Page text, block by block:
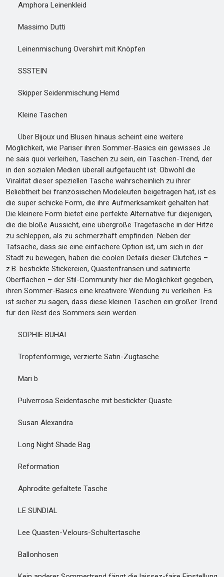
Amphora Leinenkleid
Massimo Dutti
Leinenmischung Overshirt mit Knöpfen
SSSTEIN
Skipper Seidenmischung Hemd
Kleine Taschen
Über Bijoux und Blusen hinaus scheint eine weitere
Möglichkeit, wie Pariser ihren Sommer-Basics ein gewisses Je
ne sais quoi verleihen, Taschen zu sein, ein Taschen-Trend, der
in den sozialen Medien überall aufgetaucht ist. Obwohl die
Viralität dieser speziellen Tasche wahrscheinlich zu ihrer
Beliebtheit bei französischen Modeleuten beigetragen hat, ist es
die super schicke Form, die ihre Aufmerksamkeit gehalten hat.
Die kleinere Form bietet eine perfekte Alternative für diejenigen,
die die bloße Aussicht, eine übergroße Tragetasche in der Hitze
zu schleppen, als zu schmerzhaft empfinden. Neben der
Tatsache, dass sie eine einfachere Option ist, um sich in der
Stadt zu bewegen, haben die coolen Details dieser Clutches –
z.B. bestickte Stickereien, Quastenfransen und satinierte
Oberflächen – der Stil-Community hier die Möglichkeit gegeben,
ihren Sommer-Basics eine kreativere Wendung zu verleihen. Es
ist sicher zu sagen, dass diese kleinen Taschen ein großer Trend
für den Rest des Sommers sein werden.
SOPHIE BUHAI
Tropfenförmige, verzierte Satin-Zugtasche
Mari b
Pulverrosa Seidentasche mit bestickter Quaste
Susan Alexandra
Long Night Shade Bag
Reformation
Aphrodite gefaltete Tasche
LE SUNDIAL
Lee Quasten-Velours-Schultertasche
Ballonhosen